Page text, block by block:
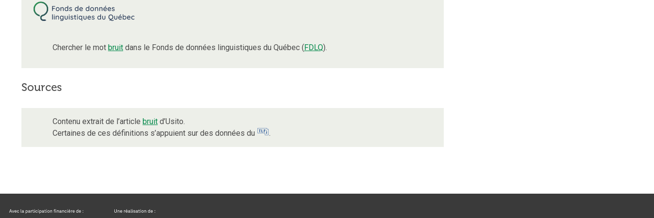
Chercher le mot bruit dans le Fonds de données linguistiques du Québec (FDLQ).
Sources
Contenu extrait de l’article bruit d’Usito.
Certaines de ces définitions s’appuient sur des données du
.